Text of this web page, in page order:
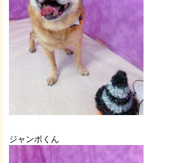
ジャンボくん